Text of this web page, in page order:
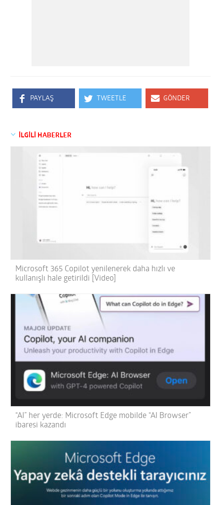
PAYLAŞ TWEETLE GÖNDER
İLGİLİ HABERLER
Microsoft 365 Copilot yenilenerek daha hızlı ve
kullanışlı hale getirildi [Video]
“AI” her yerde: Microsoft Edge mobilde “AI Browser”
ibaresi kazandı